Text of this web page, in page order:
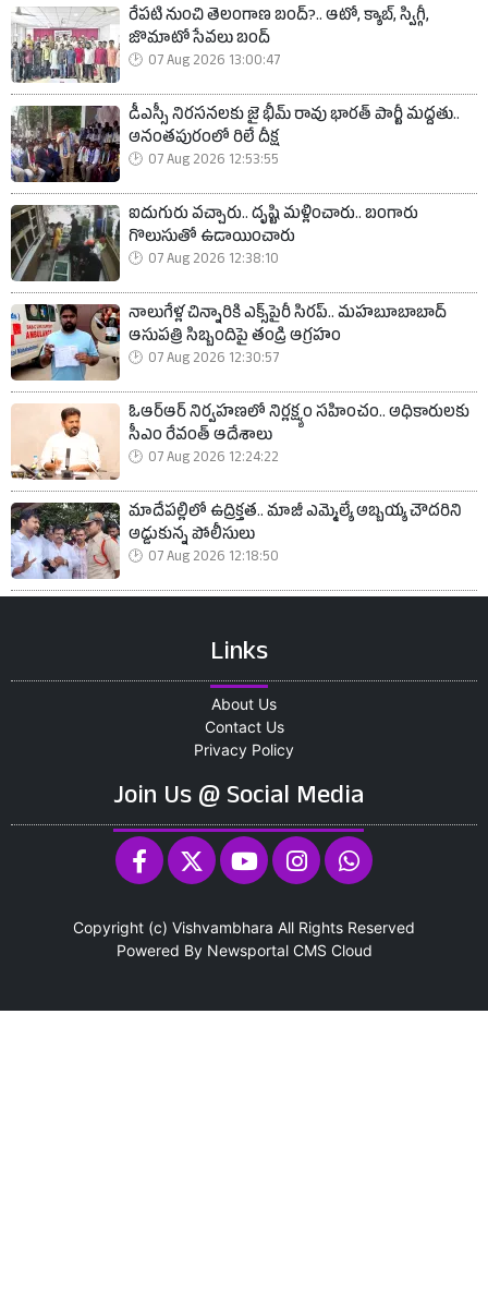
రేపటి నుంచి తెలంగాణ బంద్?.. ఆటో, క్యాబ్, స్విగ్గీ,
జొమాటో సేవలు బంద్
07 Aug 2026 13:00:47
డీఎస్సీ నిరసనలకు జై భీమ్ రావు భారత్ పార్టీ మద్దతు..
అనంతపురంలో రిలే దీక్ష
07 Aug 2026 12:53:55
ఐదుగురు వచ్చారు.. దృష్టి మళ్లించారు.. బంగారు
గొలుసుతో ఉడాయించారు
07 Aug 2026 12:38:10
నాలుగేళ్ల చిన్నారికి ఎక్స్‌పైరీ సిరప్.. మహబూబాబాద్
ఆసుపత్రి సిబ్బందిపై తండ్రి ఆగ్రహం
07 Aug 2026 12:30:57
ఓఆర్‌ఆర్ నిర్వహణలో నిర్లక్ష్యం సహించం.. అధికారులకు
సీఎం రేవంత్ ఆదేశాలు
07 Aug 2026 12:24:22
మాదేపల్లిలో ఉద్రిక్తత.. మాజీ ఎమ్మెల్యే అబ్బయ్య చౌదరిని
అడ్డుకున్న పోలీసులు
07 Aug 2026 12:18:50
Links
About Us
Contact Us
Privacy Policy
Join Us @ Social Media
Copyright (c) Vishvambhara All Rights Reserved
Powered By Newsportal CMS Cloud